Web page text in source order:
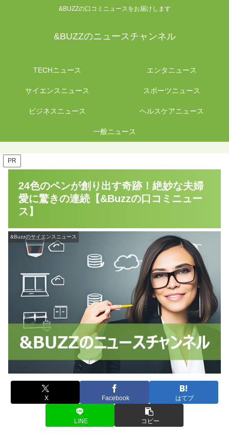
&BUZZの口コミニュースをお届けします
&BUZZのニュースチャンネル
TECHニュース エンタニュース
サイエンスニュース スポーツニュース
ビジネスニュース ヘルスケアニュース
一般ニュース
PR
24色のペンが創り出す奇跡！絶妙な夫婦
愛に驚きの連続【&Buzzの口コミニュー
ス】
&Buzzのサイエンスニュース
X Facebook はてブ
LINE コピー